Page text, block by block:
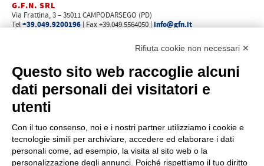
G.F.N. SRL
Via Frattina, 3 – 35011 CAMPODARSEGO (PD)
Tel+39.049.9200196 | Fax +39.049.5564050 | info@gfn.it
PROFILO
Chi siamo
Come raggiungerci
News
Rete vendita
Area riservata
Rifiuta cookie non necessari ✕
Questo sito web raccoglie alcuni
dati personali dei visitatori e
utenti
Con il tuo consenso, noi e i nostri partner utilizziamo i cookie e
tecnologie simili per archiviare, accedere ed elaborare i dati
personali come, ad esempio, la visita al sito web o la
personalizzazione degli annunci. Poiché rispettiamo il tuo diritto